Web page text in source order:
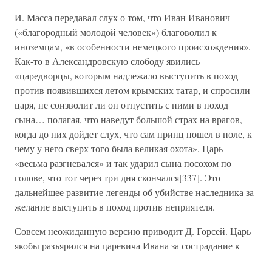
И. Масса передавал слух о том, что Иван Иванович
(«благородный молодой человек») благоволил к
иноземцам, «в особенности немецкого происхождения».
Как-то в Александровскую слободу явились
«царедворцы, которым надлежало выступить в поход
против появившихся летом крымских татар, и спросили
царя, не соизволит ли он отпустить с ними в поход
сына… полагая, что наведут большой страх на врагов,
когда до них дойдет слух, что сам принц пошел в поле, к
чему у него сверх того была великая охота». Царь
«весьма разгневался» и так ударил сына посохом по
голове, что тот через три дня скончался[337]. Это
дальнейшее развитие легенды об убийстве наследника за
желание выступить в поход против неприятеля.
Совсем неожиданную версию приводит Д. Горсей. Царь
якобы разъярился на царевича Ивана за сострадание к